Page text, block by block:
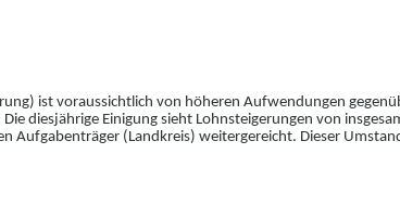
ist voraussichtlich von höheren Aufwendungen
diesjährige Einigung sieht Lohnsteigerungen von
Aufgabenträger (Landkreis) weitergereicht. Dieser